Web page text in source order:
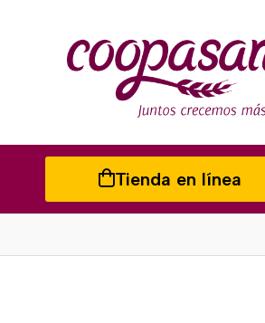
Tienda en línea